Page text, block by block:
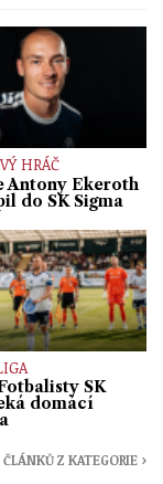
HRÁČ
Antony Ekeroth
do SK Sigma
SK
domácí
ČLÁNKŮ Z KATEGORIE ›